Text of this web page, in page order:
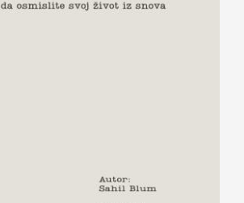
Pet vrsta bogatstva